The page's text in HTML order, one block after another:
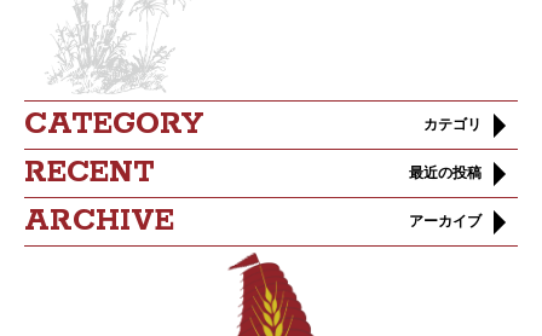
CATEGORY カテゴリ
RECENT 最近の投稿
ARCHIVE アーカイブ